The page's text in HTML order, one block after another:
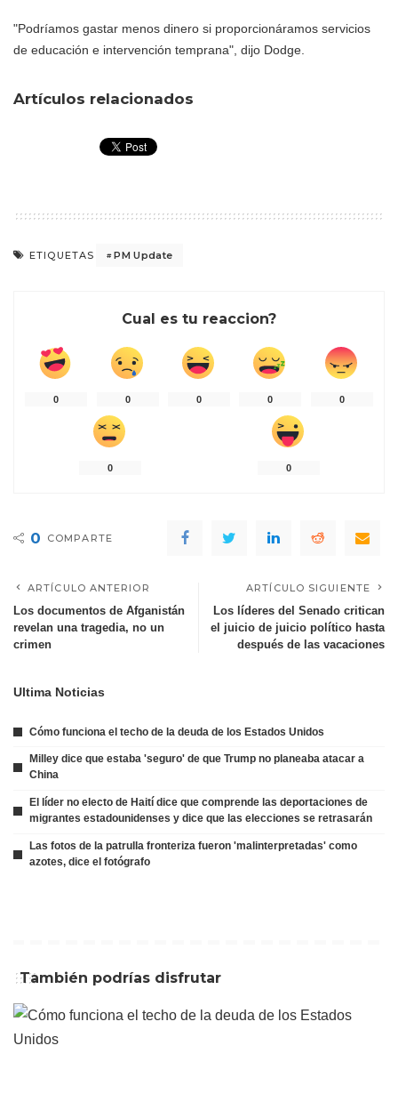
"Podríamos gastar menos dinero si proporcionáramos servicios
de educación e intervención temprana", dijo Dodge.
Artículos relacionados
ETIQUETAS PM Update
Cual es tu reaccion?
0 0 0 0 0
0 0
0 COMPARTE
ARTÍCULO ANTERIOR
Los documentos de Afganistán
revelan una tragedia, no un
crimen
ARTÍCULO SIGUIENTE
Los líderes del Senado critican
el juicio de juicio político hasta
después de las vacaciones
Ultima Noticias
Cómo funciona el techo de la deuda de los Estados Unidos
Milley dice que estaba 'seguro' de que Trump no planeaba atacar a
China
El líder no electo de Haití dice que comprende las deportaciones de
migrantes estadounidenses y dice que las elecciones se retrasarán
Las fotos de la patrulla fronteriza fueron 'malinterpretadas' como
azotes, dice el fotógrafo
También podrías disfrutar